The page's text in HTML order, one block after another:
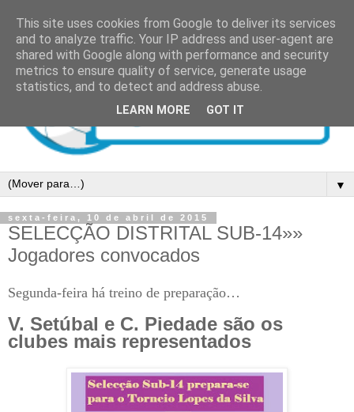
▼
sexta-feira, 10 de abril de 2015
SELECÇÃO DISTRITAL SUB-14»»
Jogadores convocados
Segunda-feira há treino de preparação…
V. Setúbal e C. Piedade são os
clubes mais representados
This site uses cookies from Google to deliver its services
and to analyze traffic. Your IP address and user-agent are
shared with Google along with performance and security
metrics to ensure quality of service, generate usage
statistics, and to detect and address abuse.
LEARN MORE GOT IT